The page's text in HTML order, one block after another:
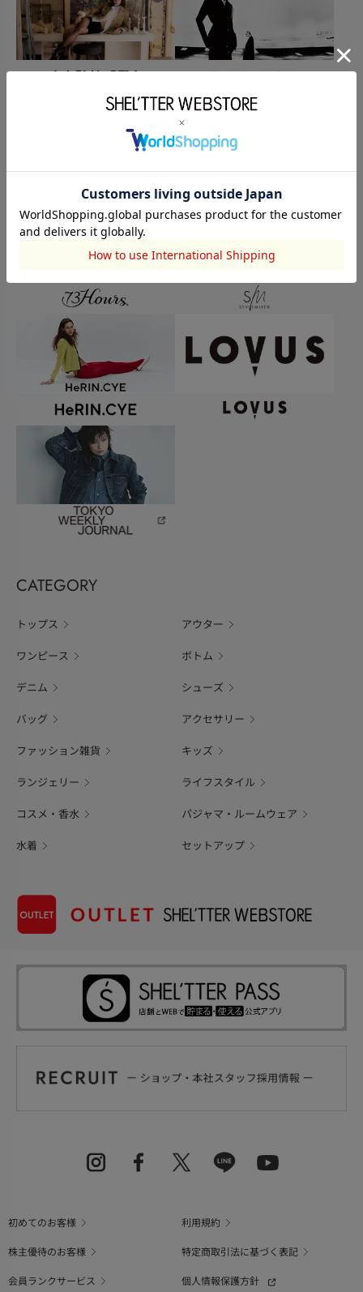
CATEGORY
トップス アウター
ワンピース ボトム
デニム シューズ
バッグ アクセサリー
ファッション雑貨 キッズ
ランジェリー ライフスタイル
コスメ・香水 パジャマ・ルームウェア
水着 セットアップ
初めてのお客様
利用規約
株主優待のお客様
特定商取引法に基づく表記
会員ランクサービス
個人情報保護方針